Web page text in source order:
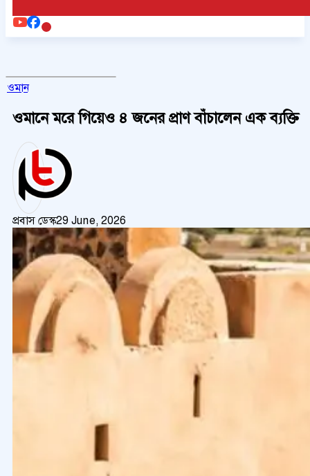
ওমান
ওমানে মরে গিয়েও ৪ জনের প্রাণ বাঁচালেন এক ব্যক্তি
প্রবাস ডেস্ক29 June, 2026